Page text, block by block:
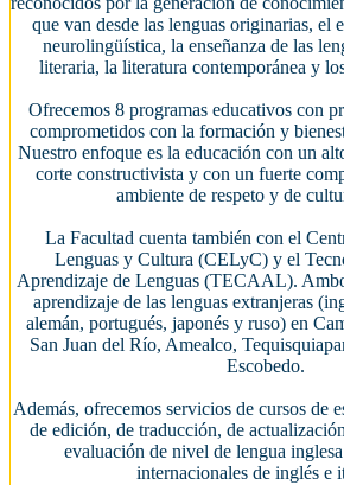
que van desde las lenguas originarias, el
neurolingüística, la enseñanza de las
literaria, la literatura contemporánea y
Ofrecemos 8 programas educativos con
comprometidos con la formación y
Nuestro enfoque es la educación con un
corte constructivista y con un fuerte
ambiente de respeto y de
La Facultad cuenta también con el
Lenguas y Cultura (CELyC) y el
Aprendizaje de Lenguas (TECAAL).
aprendizaje de las lenguas extranjeras
alemán, portugués, japonés y ruso) en
San Juan del Río, Amealco,
Escobedo.
Además, ofrecemos servicios de cursos de
de edición, de traducción, de
evaluación de nivel de lengua
internacionales de inglés e